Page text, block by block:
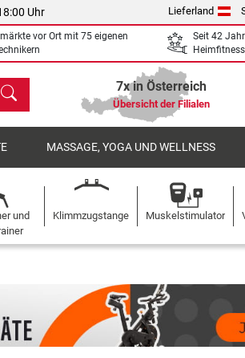
Uhr Lieferland
vor Ort mit 75 eigenen
Seit 42
Heimfitness
7x in Österreich
Übersicht der Filialen
MASSAGE, YOGA UND WELLNESS
und
Klimmzugstange Muskelstimulator